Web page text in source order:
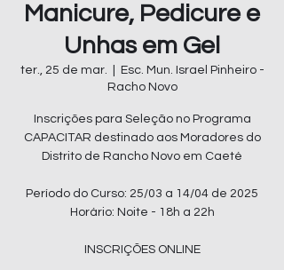
Manicure, Pedicure e
Unhas em Gel
ter., 25 de mar.
Esc. Mun. Israel Pinheiro -
Racho Novo
Inscrições para Seleção no Programa
CAPACITAR destinado aos Moradores do
Distrito de Rancho Novo em Caeté
Período do Curso: 25/03 a 14/04 de 2025
Horário: Noite - 18h a 22h
INSCRIÇÕES ONLINE